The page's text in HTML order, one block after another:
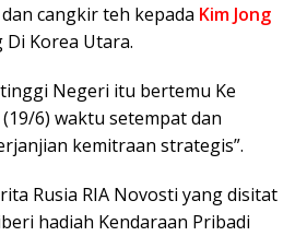
cangkir teh kepada Kim Jong
Korea Utara.
Negeri itu bertemu Ke
6) waktu setempat dan
kemitraan strategis”.
Rusia RIA Novosti yang disitat
hadiah Kendaraan Pribadi